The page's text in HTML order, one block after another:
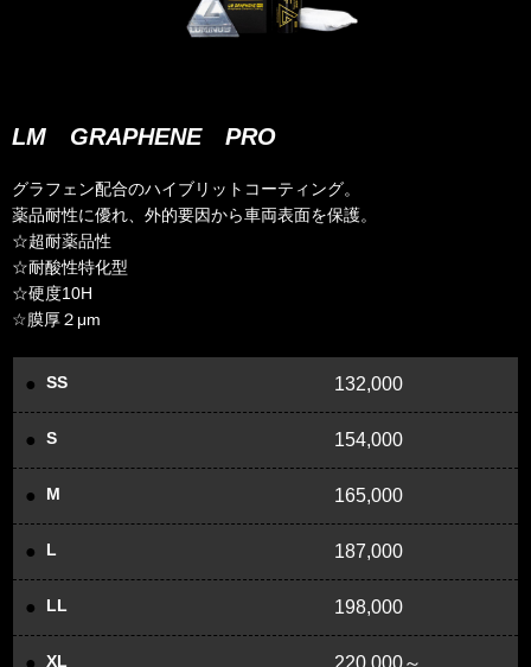
LM GRAPHENE PRO
グラフェン配合のハイブリットコーティング。
薬品耐性に優れ、外的要因から車両表面を保護。
☆超耐薬品性
☆耐酸性特化型
☆硬度10H
☆膜厚２μm
SS 132,000
S 154,000
M 165,000
L 187,000
LL 198,000
XL 220,000～